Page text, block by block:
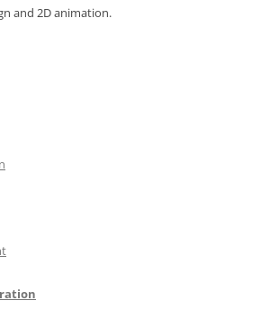
and 2D animation.